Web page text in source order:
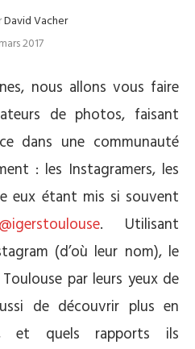
David Vacher
2017
nous allons vous faire
de photos, faisant
dans une communauté
: les Instagramers, les
eux étant mis si souvent
@igerstoulouse. Utilisant
(d’où leur nom), le
par leurs yeux de
de découvrir plus en
et quels rapports ils